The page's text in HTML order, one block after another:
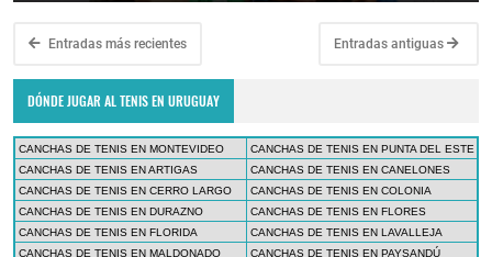
Entradas más recientes Entradas antiguas
DÓNDE JUGAR AL TENIS EN URUGUAY
CANCHAS DE TENIS EN MONTEVIDEO
CANCHAS DE TENIS EN PUNTA DEL ESTE
CANCHAS DE TENIS EN ARTIGAS
CANCHAS DE TENIS EN CANELONES
CANCHAS DE TENIS EN CERRO LARGO
CANCHAS DE TENIS EN COLONIA
CANCHAS DE TENIS EN DURAZNO
CANCHAS DE TENIS EN FLORES
CANCHAS DE TENIS EN FLORIDA
CANCHAS DE TENIS EN LAVALLEJA
CANCHAS DE TENIS EN MALDONADO
CANCHAS DE TENIS EN PAYSANDÚ